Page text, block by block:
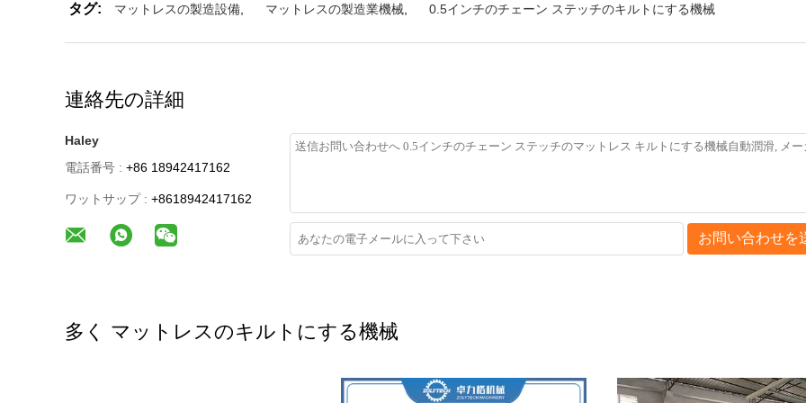
タグ: マットレスの製造設備 マットレスの製造業機械 0.5インチのチェーン ステッチのキルトにする機械
連絡先の詳細
Haley
電話番号 : +86 18942417162
ワットサップ : +8618942417162
お問い合わせを
多く マットレスのキルトにする機械